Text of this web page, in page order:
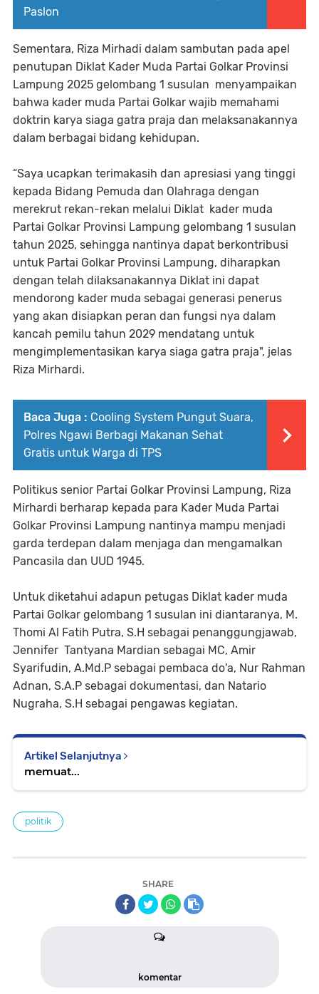
Paslon
Sementara, Riza Mirhadi dalam sambutan pada apel
penutupan Diklat Kader Muda Partai Golkar Provinsi
Lampung 2025 gelombang 1 susulan menyampaikan
bahwa kader muda Partai Golkar wajib memahami
doktrin karya siaga gatra praja dan melaksanakannya
dalam berbagai bidang kehidupan.
“Saya ucapkan terimakasih dan apresiasi yang tinggi
kepada Bidang Pemuda dan Olahraga dengan
merekrut rekan-rekan melalui Diklat kader muda
Partai Golkar Provinsi Lampung gelombang 1 susulan
tahun 2025, sehingga nantinya dapat berkontribusi
untuk Partai Golkar Provinsi Lampung, diharapkan
dengan telah dilaksanakannya Diklat ini dapat
mendorong kader muda sebagai generasi penerus
yang akan disiapkan peran dan fungsi nya dalam
kancah pemilu tahun 2029 mendatang untuk
mengimplementasikan karya siaga gatra praja", jelas
Riza Mirhardi.
Baca Juga : Cooling System Pungut Suara,
Polres Ngawi Berbagi Makanan Sehat
Gratis untuk Warga di TPS
Politikus senior Partai Golkar Provinsi Lampung, Riza
Mirhardi berharap kepada para Kader Muda Partai
Golkar Provinsi Lampung nantinya mampu menjadi
garda terdepan dalam menjaga dan mengamalkan
Pancasila dan UUD 1945.
Untuk diketahui adapun petugas Diklat kader muda
Partai Golkar gelombang 1 susulan ini diantaranya, M.
Thomi Al Fatih Putra, S.H sebagai penanggungjawab,
Jennifer Tantyana Mardian sebagai MC, Amir
Syarifudin, A.Md.P sebagai pembaca do'a, Nur Rahman
Adnan, S.A.P sebagai dokumentasi, dan Natario
Nugraha, S.H sebagai pengawas kegiatan.
Artikel Selanjutnya
memuat...
politik
SHARE
komentar